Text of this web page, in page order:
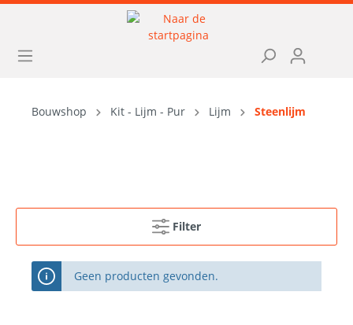
Bouwshop Kit - Lijm - Pur Lijm Steenlijm
Filter
Geen producten gevonden.